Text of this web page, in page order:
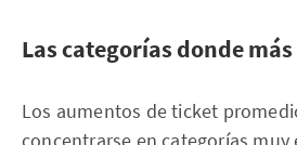
Las categorías donde
Los aumentos de ticket